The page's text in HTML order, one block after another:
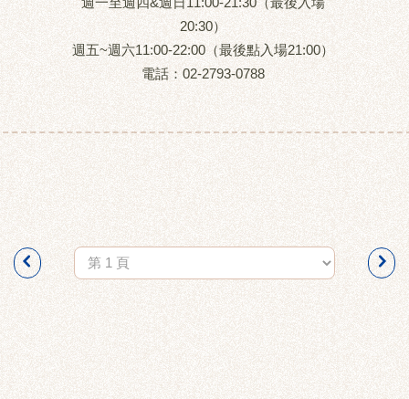
20:30）
週五~週六11:00-22:00（最後點入場21:00）
電話： 02-2793-0788